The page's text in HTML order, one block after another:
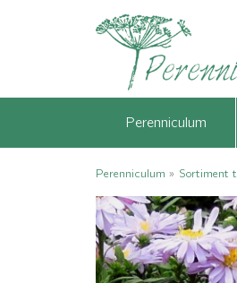
Perenniculum
Perenniculum » Sortiment